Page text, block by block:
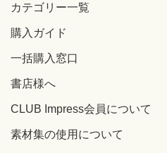
カテゴリー一覧
購入ガイド
一括購入窓口
書店様へ
CLUB Impress会員について
素材集の使用について